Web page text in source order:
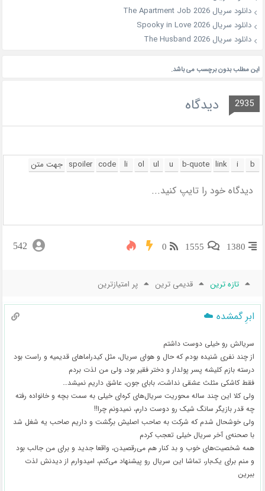
دانلود سریال The Apartment Job 2026
دانلود سریال Spooky in Love 2026
دانلود سریال The Husband 2026
این مطلب بدون برچسب می باشد.
2935 دیدگاه
1380
1555
0
542
تازه ترین قدیمی ترین پر امتیازترین
ابرِ گمشده ☁️
سریالش رو خیلی دوست داشتم
از چند نفری شنیده بودم که حال و هوای سریال، مثل کیدراماهای قدیمیه و راست بود
درسته بازم کلیشه پسر پولدار و دختر فقیر بود، ولی من لذت بردم
فقط کاشکی مثلث عشقی نداشت، بابای جون، عاشق داریم نمیشد…
ولی کلا این چند ساله محوریت سریال‌های کره‌ای خیلی به سمت بچه و خانواده رفته
چه قدر بازیگر سانگ شیک رو دوست دارم، نمیدونم چرا!!
ولی خوشحال شدم که شرکت به صاحب اصلیش برگشت و داریم صاحب یه شغل شد
با صحنه‌ی آخر سریال خیلی تعجب کردم
همه شخصیت‌های خوب و بد کنار هم می‌رقصیدن، واقعا جدید و برای من جالب بود
و منم برای یک‌بار، تماشا این سریال رو پیشنهاد می‌کنم، اميدوارم از دیدنش لذت
ببرین